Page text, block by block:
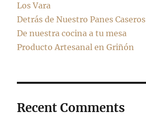
Los Vara
Detrás de Nuestro Panes Caseros
De nuestra cocina a tu mesa
Producto Artesanal en Griñón
Recent Comments